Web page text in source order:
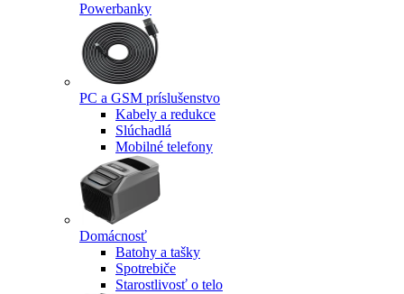
Powerbanky
PC a GSM príslušenstvo
Kabely a redukce
Slúchadlá
Mobilné telefony
Domácnosť
Batohy a tašky
Spotrebiče
Starostlivosť o telo